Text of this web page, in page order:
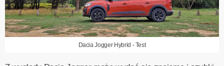
Dacia Jogger Hybrid - Test